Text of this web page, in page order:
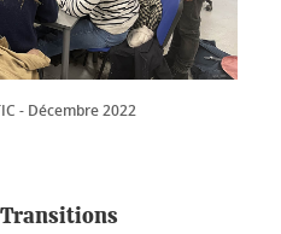
- Décembre 2022
Transitions